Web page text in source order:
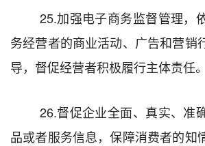
25.加强电子商务监督管理，
务经营者的商业活动、广告和营销
导，督促经营者积极履行主体责任。
26.督促企业全面、真实、准
品或者服务信息，保障消费者的知